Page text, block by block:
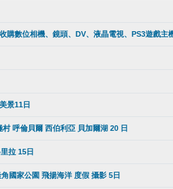
數位相機、鏡頭、DV、液晶電視、PS3遊戲主
景11日
呼倫貝爾 西伯利亞 貝加爾湖 20 日
拉 15日
國家公園 飛揚海洋 度假 攝影 5日